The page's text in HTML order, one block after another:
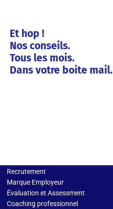
Et hop !
Nos conseils.
Tous les mois.
Dans votre boite mail.
Recrutement
Marque Employeur
Évaluation et Assessment
Coaching professionnel